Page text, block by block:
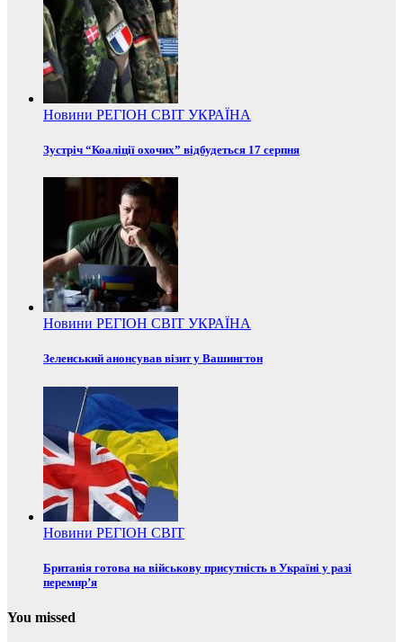
Новини РЕГІОН СВІТ УКРАЇНА
Зустріч “Коаліції охочих” відбудеться 17 серпня
Новини РЕГІОН СВІТ УКРАЇНА
Зеленський анонсував візит у Вашингтон
Новини РЕГІОН СВІТ
Британія готова на військову присутність в Україні у разі
перемир’я
You missed